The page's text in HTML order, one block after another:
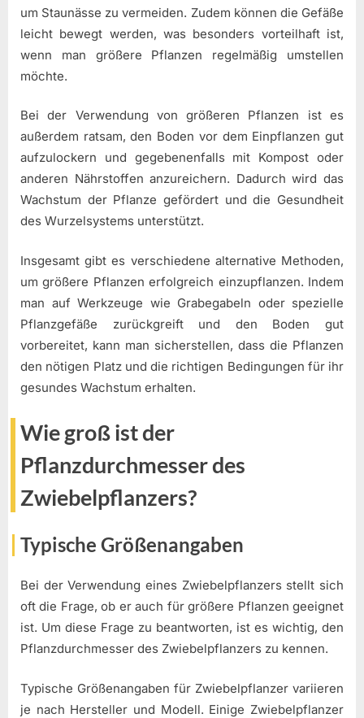
um Staunässe zu vermeiden. Zudem können die Gefäße
leicht bewegt werden, was besonders vorteilhaft ist,
wenn man größere Pflanzen regelmäßig umstellen
möchte.
Bei der Verwendung von größeren Pflanzen ist es
außerdem ratsam, den Boden vor dem Einpflanzen gut
aufzulockern und gegebenenfalls mit Kompost oder
anderen Nährstoffen anzureichern. Dadurch wird das
Wachstum der Pflanze gefördert und die Gesundheit
des Wurzelsystems unterstützt.
Insgesamt gibt es verschiedene alternative Methoden,
um größere Pflanzen erfolgreich einzupflanzen. Indem
man auf Werkzeuge wie Grabegabeln oder spezielle
Pflanzgefäße zurückgreift und den Boden gut
vorbereitet, kann man sicherstellen, dass die Pflanzen
den nötigen Platz und die richtigen Bedingungen für ihr
gesundes Wachstum erhalten.
Wie groß ist der
Pflanzdurchmesser des
Zwiebelpflanzers?
Typische Größenangaben
Bei der Verwendung eines Zwiebelpflanzers stellt sich
oft die Frage, ob er auch für größere Pflanzen geeignet
ist. Um diese Frage zu beantworten, ist es wichtig, den
Pflanzdurchmesser des Zwiebelpflanzers zu kennen.
Typische Größenangaben für Zwiebelpflanzer variieren
je nach Hersteller und Modell. Einige Zwiebelpflanzer